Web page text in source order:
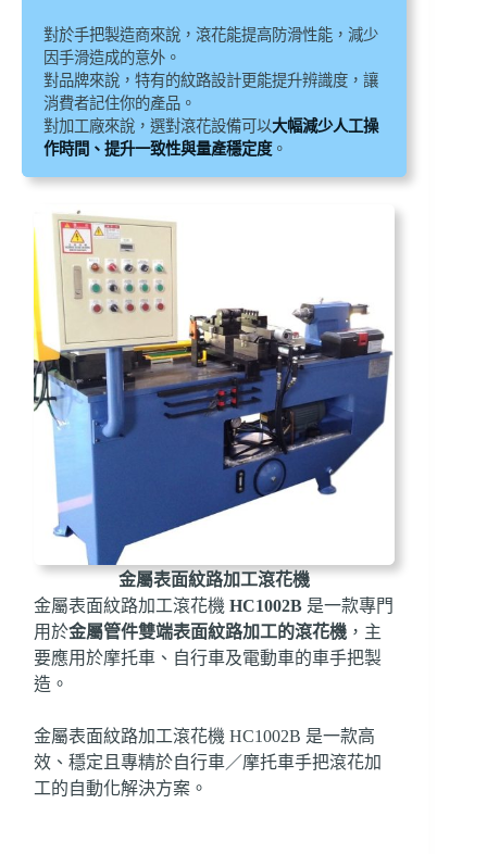
對於手把製造商來說，滾花能提高防滑性能，減少
因手滑造成的意外。
對品牌來說，特有的紋路設計更能提升辨識度，讓
消費者記住你的產品。
對加工廠來說，選對滾花設備可以大幅減少人工操
作時間、提升一致性與量產穩定度。
金屬表面紋路加工滾花機
金屬表面紋路加工滾花機 HC1002B是一款專門
用於金屬管件雙端表面紋路加工的滾花機，主
要應用於摩托車、自行車及電動車的車手把製
造。
金屬表面紋路加工滾花機 HC1002B 是一款高
效、穩定且專精於自行車／摩托車手把滾花加
工的自動化解決方案。